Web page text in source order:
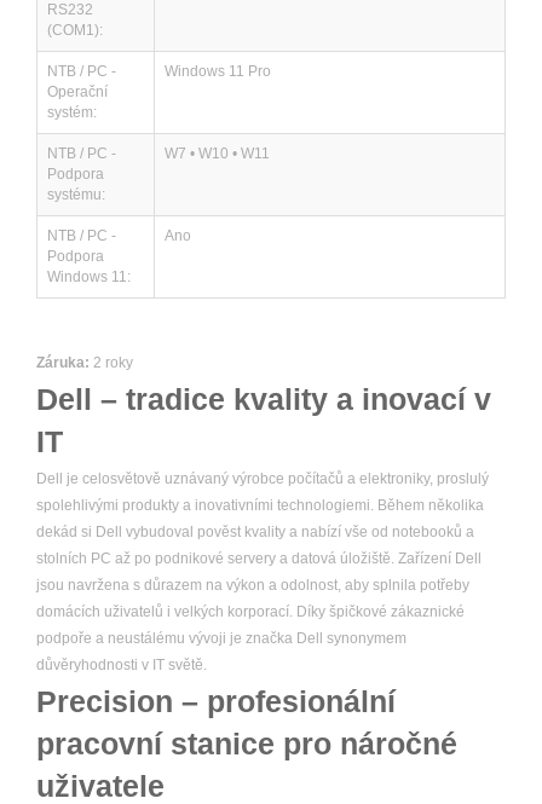
RS232
(COM1):
NTB / PC -
Operační
systém:
Windows 11 Pro
NTB / PC -
Podpora
systému:
W7 • W10 • W11
NTB / PC -
Podpora
Windows 11:
Ano
Záruka: 2 roky
Dell – tradice kvality a inovací v
IT
Dell je celosvětově uznávaný výrobce počítačů a elektroniky, proslulý
spolehlivými produkty a inovativními technologiemi. Během několika
dekád si Dell vybudoval pověst kvality a nabízí vše od notebooků a
stolních PC až po podnikové servery a datová úložiště. Zařízení Dell
jsou navržena s důrazem na výkon a odolnost, aby splnila potřeby
domácích uživatelů i velkých korporací. Díky špičkové zákaznické
podpoře a neustálému vývoji je značka Dell synonymem
důvěryhodnosti v IT světě.
Precision – profesionální
pracovní stanice pro náročné
uživatele